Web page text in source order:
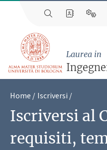
Laurea in
Home Iscriversi
Iscriversi al
requisiti,